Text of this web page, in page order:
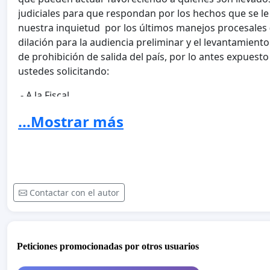
judiciales para que respondan por los hechos que se
nuestra inquietud por los últimos manejos procesales
dilación para la audiencia preliminar y el
de prohibición de salida del país, por lo antes
ustedes solicitando:
.- A la Fiscal
o un Fiscal de carácter nacional en materia de niños,
de evadir o dilatar el proceso penal con artilugios
.- A la
Comisión Nacional de Justicia de Género del Poder
de Merchán las instamos a que estén vigilantes de
...Mostrar más
Contactar con el autor
Peticiones promocionadas por otros usuarios